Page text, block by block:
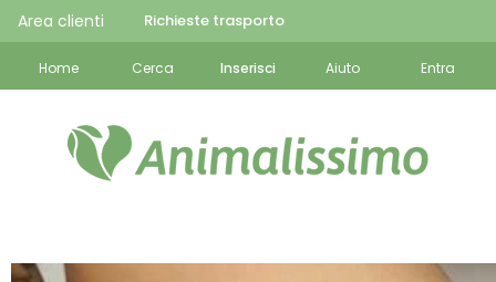
Area clienti Richieste trasporto
Home Cerca Inserisci Aiuto Entra